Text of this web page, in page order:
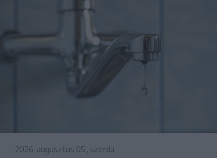
2026. augusztus 05., szerda